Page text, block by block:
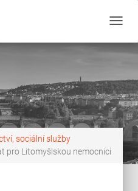
sociální služby
pro Litomyšlskou nemocnici